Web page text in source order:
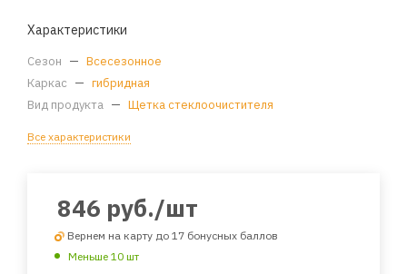
Характеристики
Сезон — Всесезонное
Каркас — гибридная
Вид продукта — Щетка стеклоочистителя
Все характеристики
846 руб./шт
Вернем на карту до 17 бонусных баллов
Меньше 10 шт